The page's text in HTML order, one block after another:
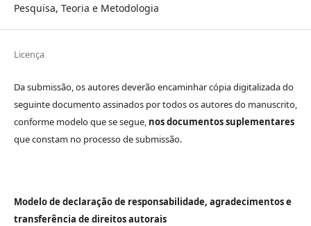
Pesquisa, Teoria e Metodologia
Licença
Da submissão, os autores deverão encaminhar cópia digitalizada do
seguinte documento assinados por todos os autores do manuscrito,
conforme modelo que se segue, nos documentos suplementares
que constam no processo de submissão.
Modelo de declaração de responsabilidade, agradecimentos e
transferência de direitos autorais